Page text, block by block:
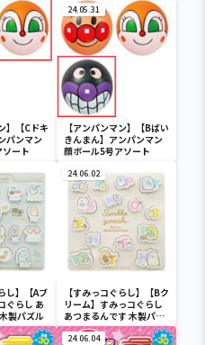
】【Cドキ
パンマン
ート
24.05.31
【アンパンマン】【Bばい
きんまん】アンパンマン
顔ボール5号アソート
し】【Aブ
ぐらし あ
製パズル
24.06.02
【すみっコぐらし】【Bク
リーム】すみっコぐらし
あつまるんです 木製パズ
ル
24.06.04